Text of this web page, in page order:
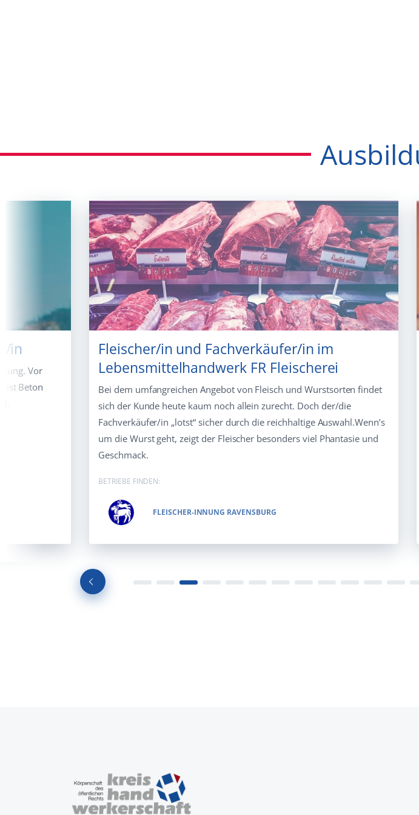
in
jung. Vor
ist Beton
Fleischer/in und Fachverkäufer/in im
Lebensmittelhandwerk FR Fleischerei
Bei dem umfangreichen Angebot von Fleisch und Wurstsorten findet
sich der Kunde heute kaum noch allein zurecht. Doch der/die
Fachverkäufer/in „lotst“ sicher durch die reichhaltige Auswahl.Wenn’s
um die Wurst geht, zeigt der Fleischer besonders viel Phantasie und
Geschmack.
BETRIEBE FINDEN:
FLEISCHER-INNUNG RAVENSBURG